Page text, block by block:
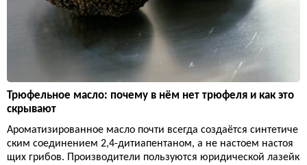
Трюфельное масло: почему в нём нет трюфеля и как это
скрывают
Ароматизированное масло почти всегда создаётся синтетиче
ским соединением 2,4-дитиапентаном, а не настоем настоя
щих грибов. Производители пользуются юридической лазейк